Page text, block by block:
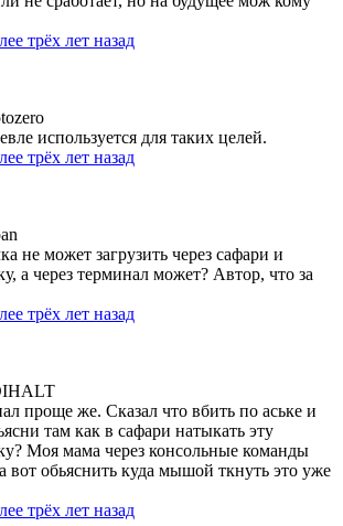
трёх лет назад
используется для таких целей.
трёх лет назад
не может загрузить через сафари и
а через терминал может? Автор, что за
трёх лет назад
проще же. Сказал что вбить по аське и
там как в сафари натыкать эту
Моя мама через консольные команды
вот обьяснить куда мышой ткнуть это уже
трёх лет назад